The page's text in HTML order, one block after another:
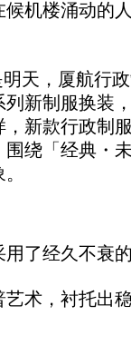
机楼涌动的
，厦航行政
新制服换装
新款行政制
绕「经典・
了经久不衰
术，衬托出